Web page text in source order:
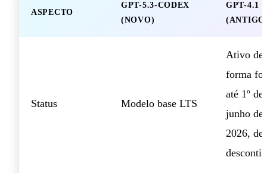
ASPECTO
GPT-5.3-CODEX
(NOVO)
GPT-4.1
Status Modelo base LTS
Ativo de
forma
até 1º de
junho de
2026,